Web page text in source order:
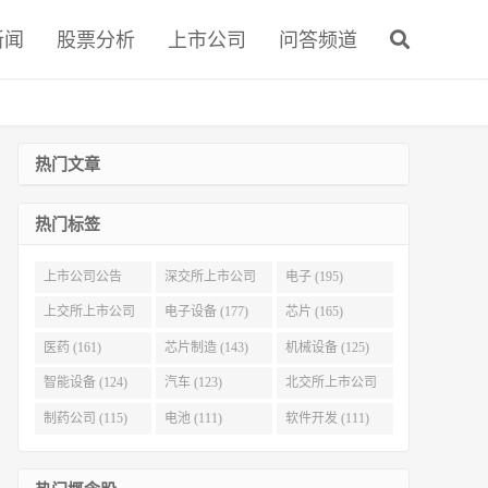
股票分析 上市公司 问答频道
热门文章
热门标签
上市公司公告
(321)
深交所上市公司
(215)
电子 (195)
上交所上市公司
(186)
电子设备 (177) 芯片 (165)
医药 (161) 芯片制造 (143) 机械设备 (125)
智能设备 (124) 汽车 (123) 北交所上市公司
(116)
制药公司 (115) 电池 (111) 软件开发 (111)